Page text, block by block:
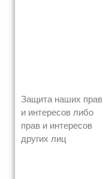
Защита наших прав
и интересов либо
прав и интересов
других лиц